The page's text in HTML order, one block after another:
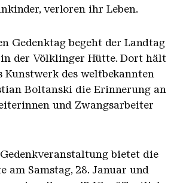
verloren ihr Leben.
Gedenktag begeht der Landtag
in der Völklinger Hütte. Dort hält
Kunstwerk des weltbekannten
Boltanski die Erinnerung an
und Zwangsarbeiter
bietet die
am Samstag, 28. Januar und